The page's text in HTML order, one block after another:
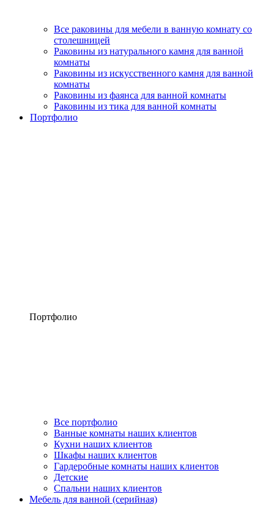
Все раковины для мебели в ванную комнату со
столешницей
Раковины из натурального камня для ванной
комнаты
Раковины из искусственного камня для ванной
комнаты
Раковины из фаянса для ванной комнаты
Раковины из тика для ванной комнаты
Портфолио
Портфолио
Все портфолио
Ванные комнаты наших клиентов
Кухни наших клиентов
Шкафы наших клиентов
Гардеробные комнаты наших клиентов
Детские
Спальни наших клиентов
Мебель для ванной (серийная)